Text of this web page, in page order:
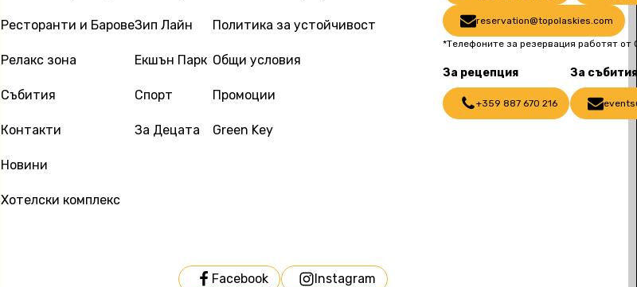
Ресторанти и Барове
Релакс зона
Събития
Контакти
Новини
Хотелски комплекс
Зип Лайн
Екшън Парк
Спорт
За Децата
Политика за устойчивост
Общи условия
Промоции
Green Key
reservation@topolaskies.com
*Телефоните за резервация работят от
За рецепция
+359 887 670 216
За
Facebook Instagram